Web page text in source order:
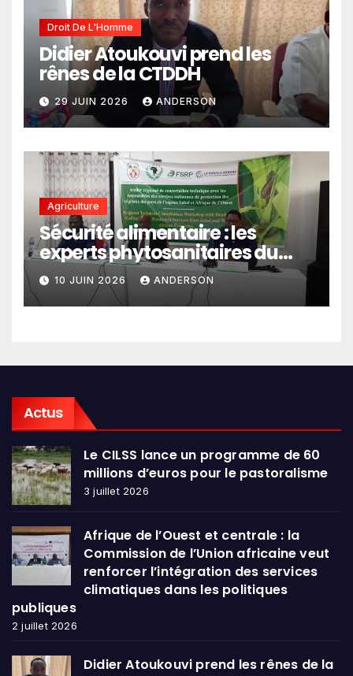
Droit De L'Homme
Didier Atoukouvi prend les
rênes de la CTDDH
29 JUIN 2026 ANDERSON
Agriculture
Sécurité alimentaire : les
experts phytosanitaires du
Sahel et d’Afrique de l’Ouest
en conclave à Lomé
10 JUIN 2026 ANDERSON
Actus
Le CILSS lance un programme de 60
millions d’euros pour le pastoralisme
3 juillet 2026
Afrique de l’Ouest et centrale : la
Commission de l’Union africaine veut
renforcer l’intégration des services
climatiques dans les politiques
publiques
2 juillet 2026
Didier Atoukouvi prend les rênes de la